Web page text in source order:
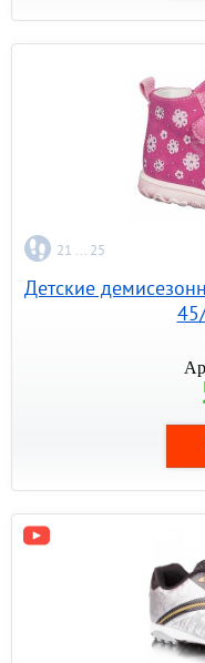
21 ... 25
Детские